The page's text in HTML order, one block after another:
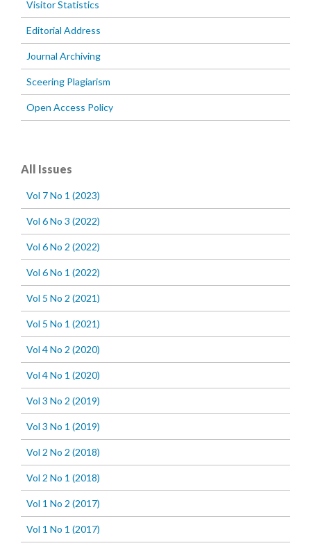
Visitor Statistics
Editorial Address
Journal Archiving
Sceering Plagiarism
Open Access Policy
All Issues
Vol 7 No 1 (2023)
Vol 6 No 3 (2022)
Vol 6 No 2 (2022)
Vol 6 No 1 (2022)
Vol 5 No 2 (2021)
Vol 5 No 1 (2021)
Vol 4 No 2 (2020)
Vol 4 No 1 (2020)
Vol 3 No 2 (2019)
Vol 3 No 1 (2019)
Vol 2 No 2 (2018)
Vol 2 No 1 (2018)
Vol 1 No 2 (2017)
Vol 1 No 1 (2017)